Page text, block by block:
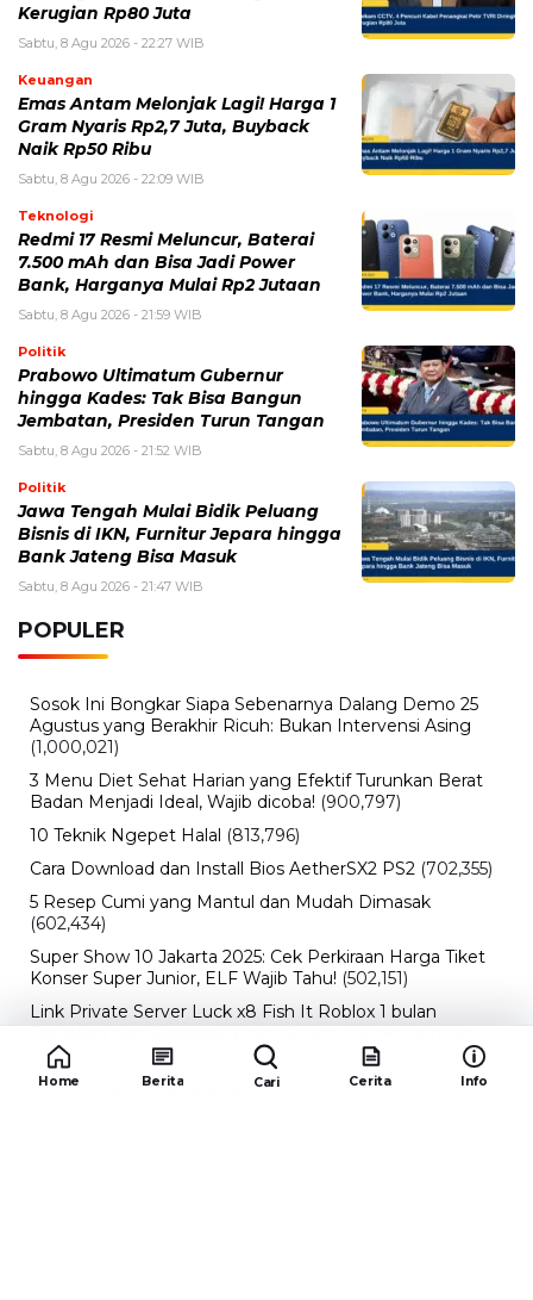
Kerugian Rp80 Juta
Sabtu, 8 Agu 2026 - 22:27 WIB
Keuangan
Emas Antam Melonjak Lagi! Harga 1
Gram Nyaris Rp2,7 Juta, Buyback
Naik Rp50 Ribu
Sabtu, 8 Agu 2026 - 22:09 WIB
Teknologi
Redmi 17 Resmi Meluncur, Baterai
7.500 mAh dan Bisa Jadi Power
Bank, Harganya Mulai Rp2 Jutaan
Sabtu, 8 Agu 2026 - 21:59 WIB
Politik
Prabowo Ultimatum Gubernur
hingga Kades: Tak Bisa Bangun
Jembatan, Presiden Turun Tangan
Sabtu, 8 Agu 2026 - 21:52 WIB
Politik
Jawa Tengah Mulai Bidik Peluang
Bisnis di IKN, Furnitur Jepara hingga
Bank Jateng Bisa Masuk
Sabtu, 8 Agu 2026 - 21:47 WIB
POPULER
Sosok Ini Bongkar Siapa Sebenarnya Dalang Demo 25
Agustus yang Berakhir Ricuh: Bukan Intervensi Asing
(1,000,021)
3 Menu Diet Sehat Harian yang Efektif Turunkan Berat
Badan Menjadi Ideal, Wajib dicoba! (900,797)
10 Teknik Ngepet Halal (813,796)
Cara Download dan Install Bios AetherSX2 PS2 (702,355)
5 Resep Cumi yang Mantul dan Mudah Dimasak
(602,434)
Super Show 10 Jakarta 2025: Cek Perkiraan Harga Tiket
Konser Super Junior, ELF Wajib Tahu! (502,151)
Link Private Server Luck x8 Fish It Roblox 1 bulan
Diadakan oleh Redaksiku.com: Event Langka dengan
Drop Rate yang Melejit
(424,819)
10 Film Indonesia Tayang November 2024, Ada Film
Home Berita Cari Cerita Info